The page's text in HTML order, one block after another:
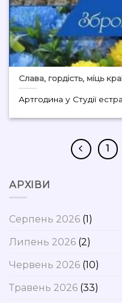
Слава, гордість, міць
Артгодина у Студії
1
АРХІВИ
Серпень 2026 (1)
Липень 2026 (2)
Червень 2026 (10)
Травень 2026 (33)